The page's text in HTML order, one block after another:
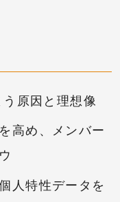
原因と理想像
高め、メンバー
人特性データを